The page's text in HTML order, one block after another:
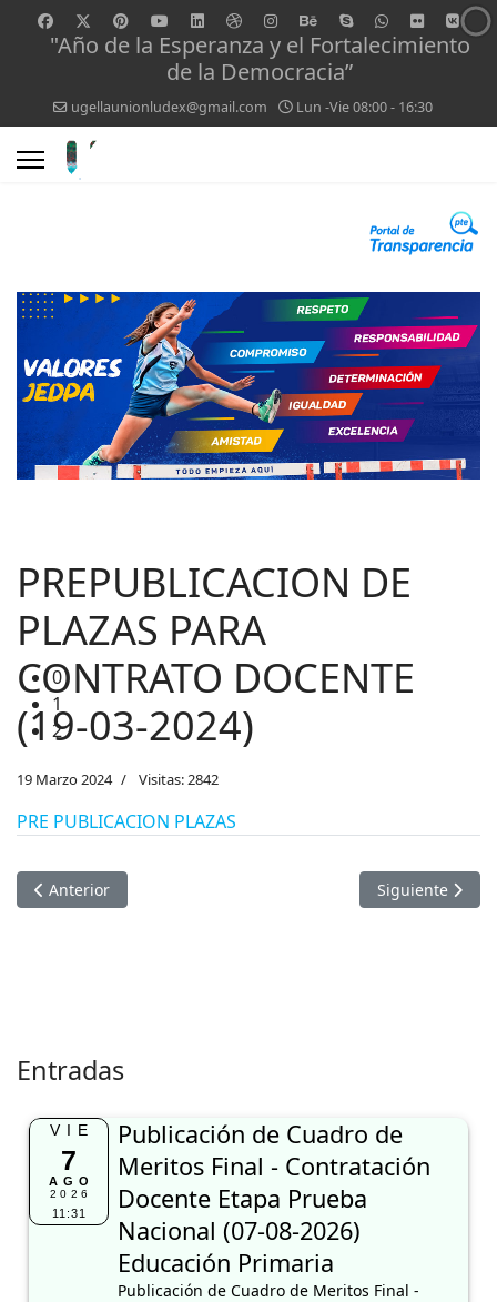
"Año de la Esperanza y el Fortalecimiento
de la Democracia”
ugellaunionludex@gmail.com Lun -Vie 08:00 - 16:30
0
1
2
PREPUBLICACION DE
PLAZAS PARA
CONTRATO DOCENTE
(19-03-2024)
19 Marzo 2024 Visitas: 2842
PRE PUBLICACION PLAZAS
Artículo anterior: Acción ante precipitaciones pluviales según
Anterior Artículo
Siguiente
Entradas
VIE
7
AGO
2026
11:31
Publicación de Cuadro de
Meritos Final - Contratación
Docente Etapa Prueba
Nacional (07-08-2026)
Educación Primaria
Publicación de Cuadro de Meritos Final -